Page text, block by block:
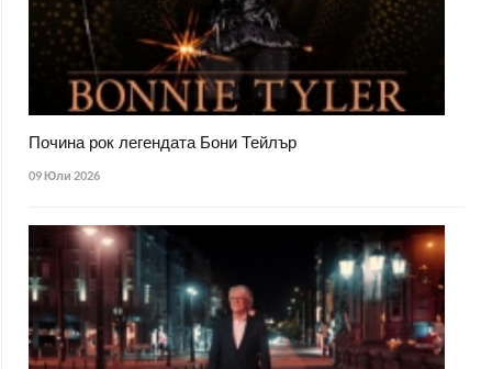
Почина рок легендата Бони Тейлър
09 Юли 2026